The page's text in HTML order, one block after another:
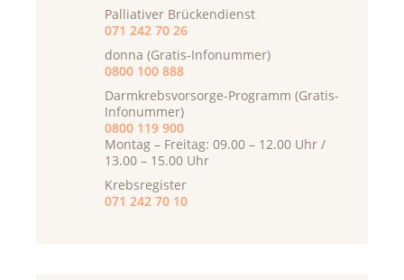
Palliativer Brückendienst
071 242 70 26
donna (Gratis-Infonummer)
0800 100 888
Darmkrebsvorsorge-Programm (Gratis-
Infonummer)
0800 119 900
Montag – Freitag: 09.00 – 12.00 Uhr /
13.00 – 15.00 Uhr
Krebsregister
071 242 70 10